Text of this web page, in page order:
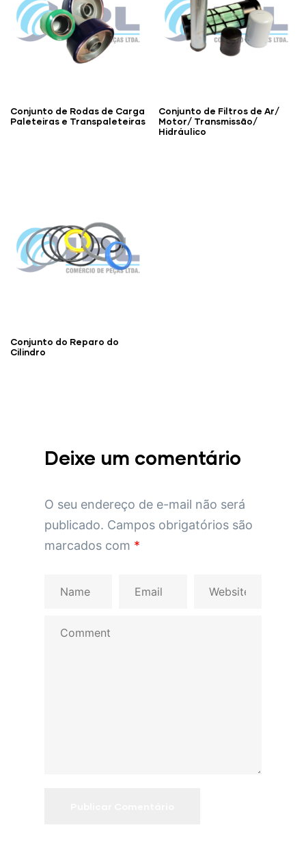
Conjunto de Rodas de Carga
Paleteiras e Transpaleteiras
Conjunto de Filtros de Ar/
Motor/ Transmissão/
Hidráulico
Conjunto do Reparo do
Cilindro
Deixe um comentário
O seu endereço de e-mail não será
publicado. Campos obrigatórios são
marcados com *